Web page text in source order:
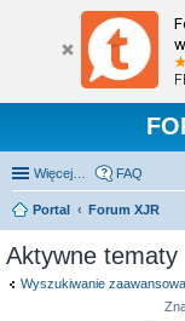
Więcej… FAQ
Portal
Forum XJR
Aktywne tematy
Wyszukiwanie